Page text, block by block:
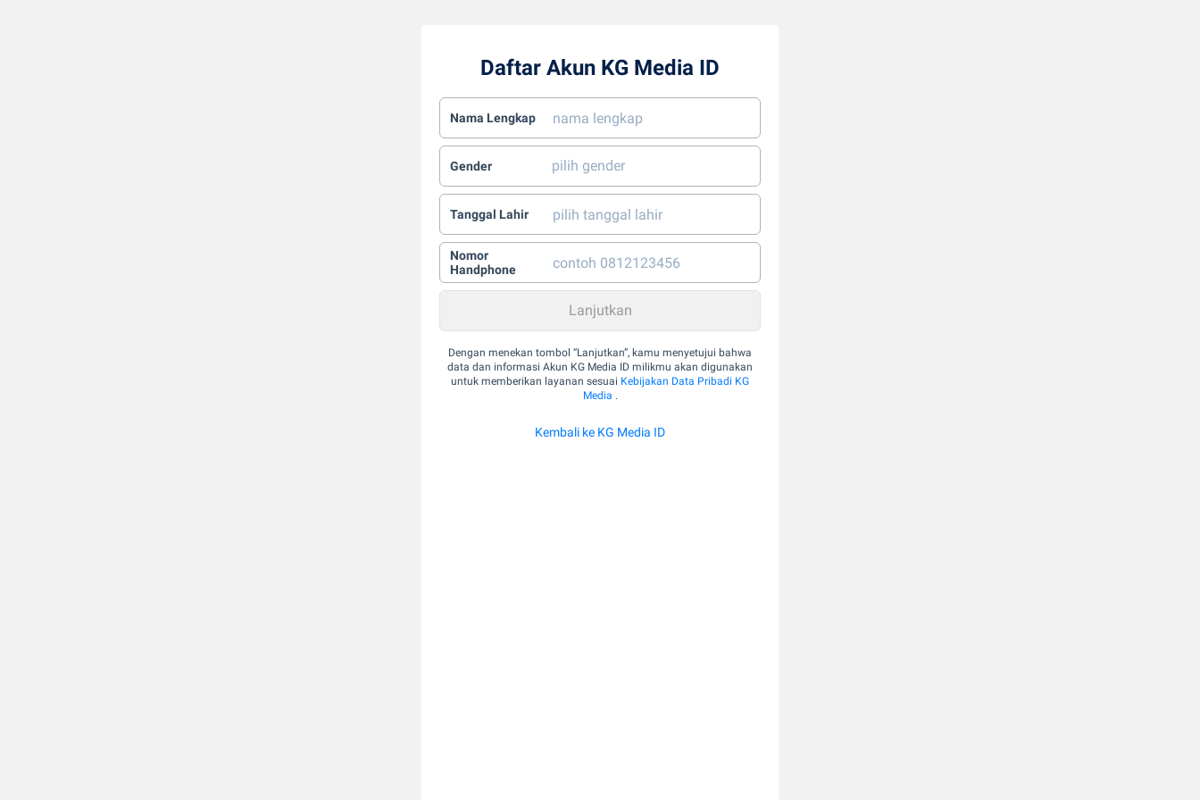
Daftar Akun KG Media ID
Nama Lengkap
Gender
Tanggal Lahir
Nomor
Handphone
Dengan menekan tombol “Lanjutkan”, kamu menyetujui bahwa
data dan informasi Akun KG Media ID milikmu akan digunakan
untuk memberikan layanan sesuai Kebijakan Data Pribadi KG
Media .
Kembali ke KG Media ID